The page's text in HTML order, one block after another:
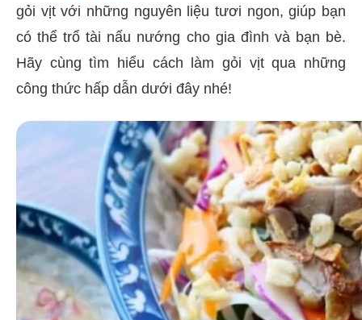
gỏi vịt với những nguyên liệu tươi ngon, giúp bạn
có thể trổ tài nấu nướng cho gia đình và bạn bè.
Hãy cùng tìm hiểu cách làm gỏi vịt qua những
công thức hấp dẫn dưới đây nhé!